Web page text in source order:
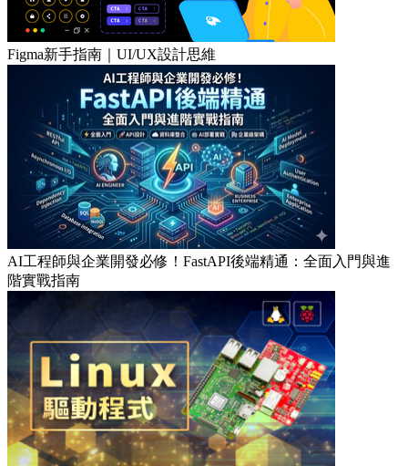
Figma新手指南｜UI/UX設計思維
AI工程師與企業開發必修！FastAPI後端精通：全面入門與進
階實戰指南